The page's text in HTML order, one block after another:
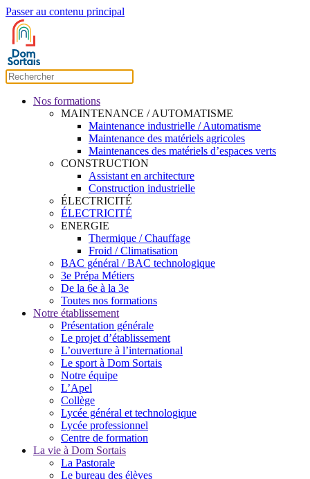
Passer au contenu principal
Nos formations
MAINTENANCE / AUTOMATISME
Maintenance industrielle / Automatisme
Maintenance des matériels agricoles
Maintenances des matériels d’espaces verts
CONSTRUCTION
Assistant en architecture
Construction industrielle
ÉLECTRICITÉ
ÉLECTRICITÉ
ENERGIE
Thermique / Chauffage
Froid / Climatisation
BAC général / BAC technologique
3e Prépa Métiers
De la 6e à la 3e
Toutes nos formations
Notre établissement
Présentation générale
Le projet d’établissement
L’ouverture à l’international
Le sport à Dom Sortais
Notre équipe
L’Apel
Collège
Lycée général et technologique
Lycée professionnel
Centre de formation
La vie à Dom Sortais
La Pastorale
Le bureau des élèves